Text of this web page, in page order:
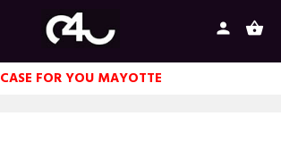
shopping_basket
person
CASE FOR YOU MAYOTTE